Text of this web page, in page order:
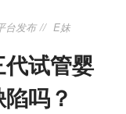
台发布
E妹
试管婴
吗？